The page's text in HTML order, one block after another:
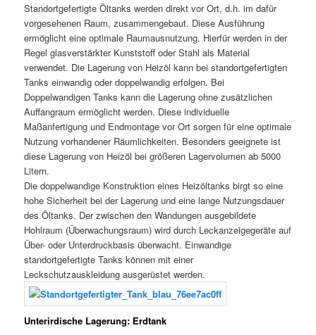
Standortgefertigte Öltanks werden direkt vor Ort, d.h. im dafür
vorgesehenen Raum, zusammengebaut. Diese Ausführung
ermöglicht eine optimale Raumausnutzung. Hierfür werden in der
Regel glasverstärkter Kunststoff oder Stahl als Material
verwendet. Die Lagerung von Heizöl kann bei standortgefertigten
Tanks einwandig oder doppelwandig erfolgen. Bei
Doppelwandigen Tanks kann die Lagerung ohne zusätzlichen
Auffangraum ermöglicht werden. Diese individuelle
Maßanfertigung und Endmontage vor Ort sorgen für eine optimale
Nutzung vorhandener Räumlichkeiten. Besonders geeignete ist
diese Lagerung von Heizöl bei größeren Lagervolumen ab 5000
Litern.
Die doppelwandige Konstruktion eines Heizöltanks birgt so eine
hohe Sicherheit bei der Lagerung und eine lange Nutzungsdauer
des Öltanks. Der zwischen den Wandungen ausgebildete
Hohlraum (Überwachungsraum) wird durch Leckanzeigegeräte auf
Über- oder Unterdruckbasis überwacht. Einwandige
standortgefertigte Tanks können mit einer
Leckschutzauskleidung ausgerüstet werden.
Unterirdische Lagerung: Erdtank